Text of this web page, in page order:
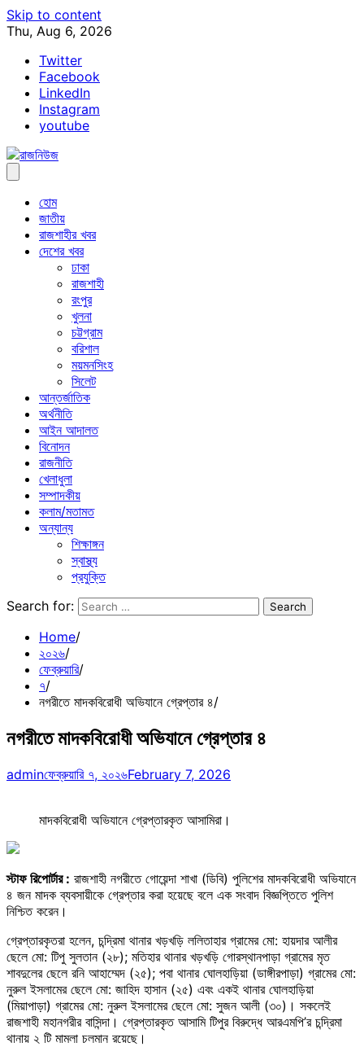
Skip to content
Thu, Aug 6, 2026
Twitter
Facebook
LinkedIn
Instagram
youtube
হোম
জাতীয়
রাজশাহীর খবর
দেশের খবর
ঢাকা
রাজশাহী
রংপুর
খুলনা
চট্টগ্রাম
বরিশাল
ময়মনসিংহ
সিলেট
আন্তর্জাতিক
অর্থনীতি
আইন আদালত
বিনোদন
রাজনীতি
খেলাধুলা
সম্পাদকীয়
কলাম/মতামত
অন্যান্য
শিক্ষাঙ্গন
স্বাস্থ্য
প্রযুক্তি
Search for:
Home
২০২৬
ফেব্রুয়ারি
৭
নগরীতে মাদকবিরোধী অভিযানে গ্রেপ্তার ৪
নগরীতে মাদকবিরোধী অভিযানে গ্রেপ্তার ৪
adminফেব্রুয়ারি ৭, ২০২৬February 7, 2026
মাদকবিরোধী অভিযানে গ্রেপ্তারকৃত আসামিরা।
স্টাফ রিপোর্টার : রাজশাহী নগরীতে গোয়েন্দা শাখা (ডিবি) পুলিশের মাদকবিরোধী অভিযানে
৪ জন মাদক ব্যবসায়ীকে গ্রেপ্তার করা হয়েছে বলে এক সংবাদ বিজ্ঞপ্তিতে পুলিশ
নিশ্চিত করেন।
গ্রেপ্তারকৃতরা হলেন, চন্দ্রিমা থানার খড়খড়ি ললিতাহার গ্রামের মো: হায়দার আলীর
ছেলে মো: টিপু সুলতান (২৮); মতিহার থানার খড়খড়ি গোরস্থানপাড়া গ্রামের মৃত
শাবদুলের ছেলে রনি আহাম্মেদ (২৫); পবা থানার ঘোলহাড়িয়া (ডাঙ্গীরপাড়া) গ্রামের মো:
নুরুল ইসলামের ছেলে মো: জাহিদ হাসান (২৫) এবং একই থানার ঘোলহাড়িয়া
(মিয়াপাড়া) গ্রামের মো: নুরুল ইসলামের ছেলে মো: সুজন আলী (৩০)। সকলেই
রাজশাহী মহানগরীর বাসিন্দা। গ্রেপ্তারকৃত আসামি টিপুর বিরুদ্ধে আরএমপি’র চন্দ্রিমা
থানায় ২ টি মামলা চলমান রয়েছে।